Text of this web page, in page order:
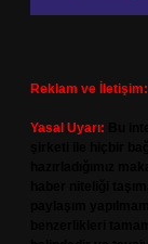
Reklam ve İletişim:
Yasal Uyarı: